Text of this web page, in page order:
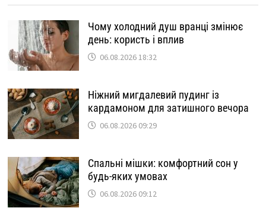
Чому холодний душ вранці змінює
день: користь і вплив
06.08.2026 18:32
Ніжний мигдалевий пудинг із
кардамоном для затишного вечора
06.08.2026 09:29
Спальні мішки: комфортний сон у
будь-яких умовах
06.08.2026 09:12